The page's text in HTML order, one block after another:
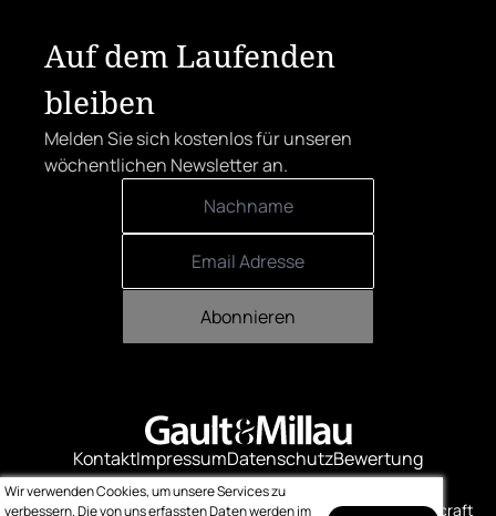
Auf dem Laufenden
bleiben
Melden Sie sich kostenlos für unseren
wöchentlichen Newsletter an.
Abonnieren
KontaktImpressumDatenschutzBewertung
Logo-Downloads
© Gault & Millau Made with ❤️ by bitcraft
Wir verwenden Cookies, um unsere Services zu
verbessern. Die von uns erfassten Daten werden im